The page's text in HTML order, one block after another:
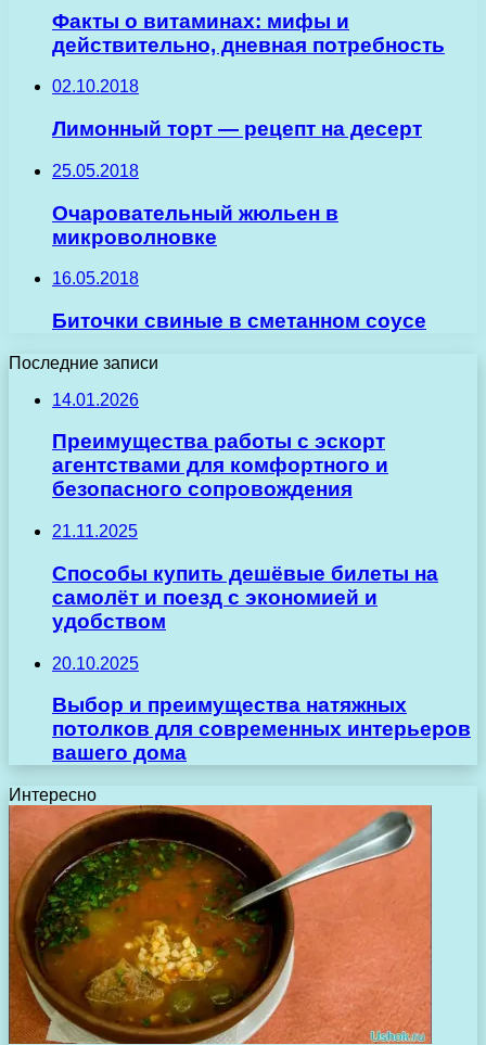
Факты о витаминах: мифы и
действительно, дневная потребность
02.10.2018
Лимонный торт — рецепт на десерт
25.05.2018
Очаровательный жюльен в
микроволновке
16.05.2018
Биточки свиные в сметанном соусе
Последние записи
14.01.2026
Преимущества работы с эскорт
агентствами для комфортного и
безопасного сопровождения
21.11.2025
Способы купить дешёвые билеты на
самолёт и поезд с экономией и
удобством
20.10.2025
Выбор и преимущества натяжных
потолков для современных интерьеров
вашего дома
Интересно